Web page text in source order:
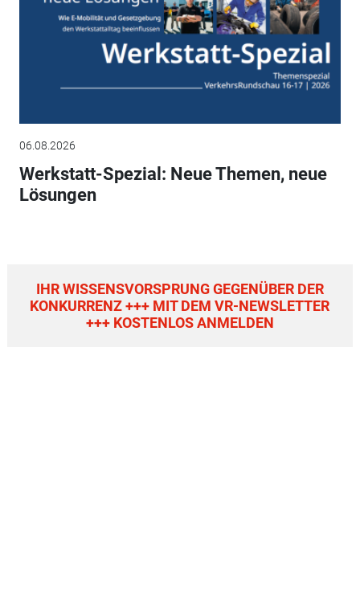
06.08.2026
Werkstatt-Spezial: Neue Themen, neue
Lösungen
IHR WISSENSVORSPRUNG GEGENÜBER DER
KONKURRENZ +++ MIT DEM VR-NEWSLETTER
+++ KOSTENLOS ANMELDEN